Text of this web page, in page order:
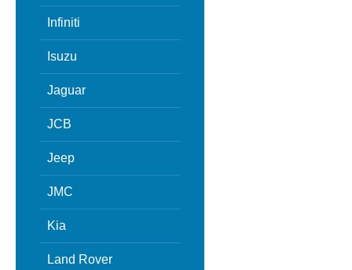
Infiniti
Isuzu
Jaguar
JCB
Jeep
JMC
Kia
Land Rover